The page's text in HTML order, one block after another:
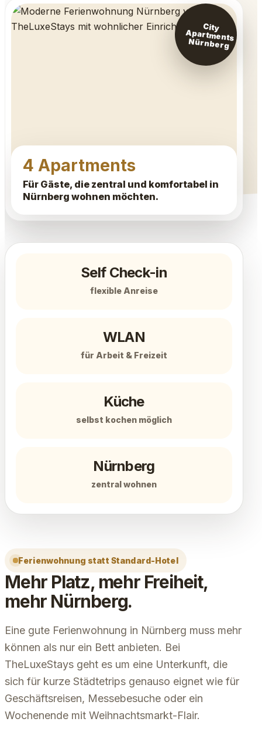
City
Apartments
Nürnberg
4 Apartments
Für Gäste, die zentral und komfortabel in
Nürnberg wohnen möchten.
Self Check-in
flexible Anreise
WLAN
für Arbeit & Freizeit
Küche
selbst kochen möglich
Nürnberg
zentral wohnen
Ferienwohnung statt Standard-Hotel
Mehr Platz, mehr Freiheit,
mehr Nürnberg.
Eine gute Ferienwohnung in Nürnberg muss mehr
können als nur ein Bett anbieten. Bei
TheLuxeStays geht es um eine Unterkunft, die
sich für kurze Städtetrips genauso eignet wie für
Geschäftsreisen, Messebesuche oder ein
Wochenende mit Weihnachtsmarkt-Flair.